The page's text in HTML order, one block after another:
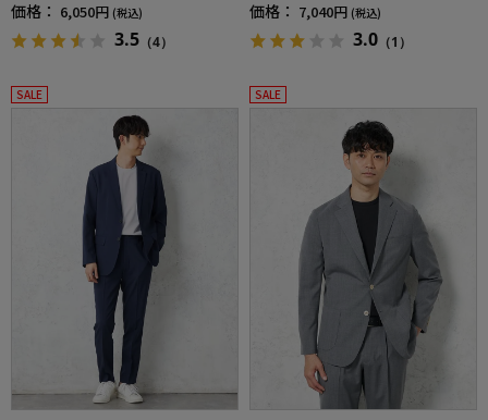
価格： 6,050円 (税込)
3.5 （4）
価格： 7,040円 (税込)
3.0 （1）
SALE SALE